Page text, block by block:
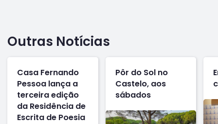
Outras Notícias
Casa Fernando
Pessoa lança a
terceira edição
da Residência de
Escrita de Poesia
Pôr do Sol no
Castelo, aos
sábados